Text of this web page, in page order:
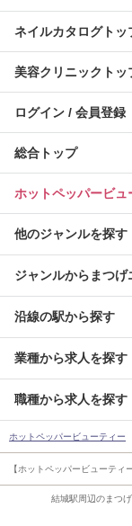
結城駅周辺のまつ
ネイルカタログトッ
美容クリニックトッ
ログイン / 会員登録
総合トップ
ホットペッパービ
他のジャンルを探す
ジャンルからまつ
沿線の駅から探す
業種から求人を探す
職種から求人を探す
ホットペッパービューティー
【ホットペッパービューテ